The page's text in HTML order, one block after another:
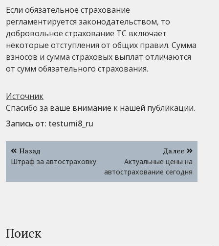
Если обязательное страхование
регламентируется законодательством, то
добровольное страхование ТС включает
некоторые отступления от общих правил. Сумма
взносов и сумма страховых выплат отличаются
от сумм обязательного страхования.
Источник
Спасибо за ваше внимание к нашей публикации.
Запись от: testumi8_ru
Навигация
по
Назад
Штраф за автостраховку
Далее
Актуальные цены на
автострахование сегодня
Поиск